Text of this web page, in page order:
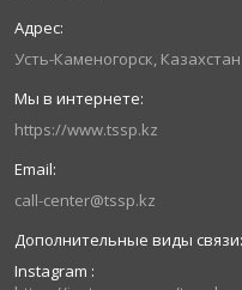
Усть-Каменогорск, Казахстан
https://www.tssp.kz
call-center@tssp.kz
Instagram